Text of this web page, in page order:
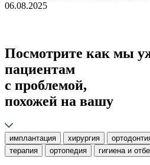
06.08.2025
Посмотрите как мы
пациентам
с проблемой,
похожей на вашу
имплантация хирургия
терапия
ортопедия гигиена и